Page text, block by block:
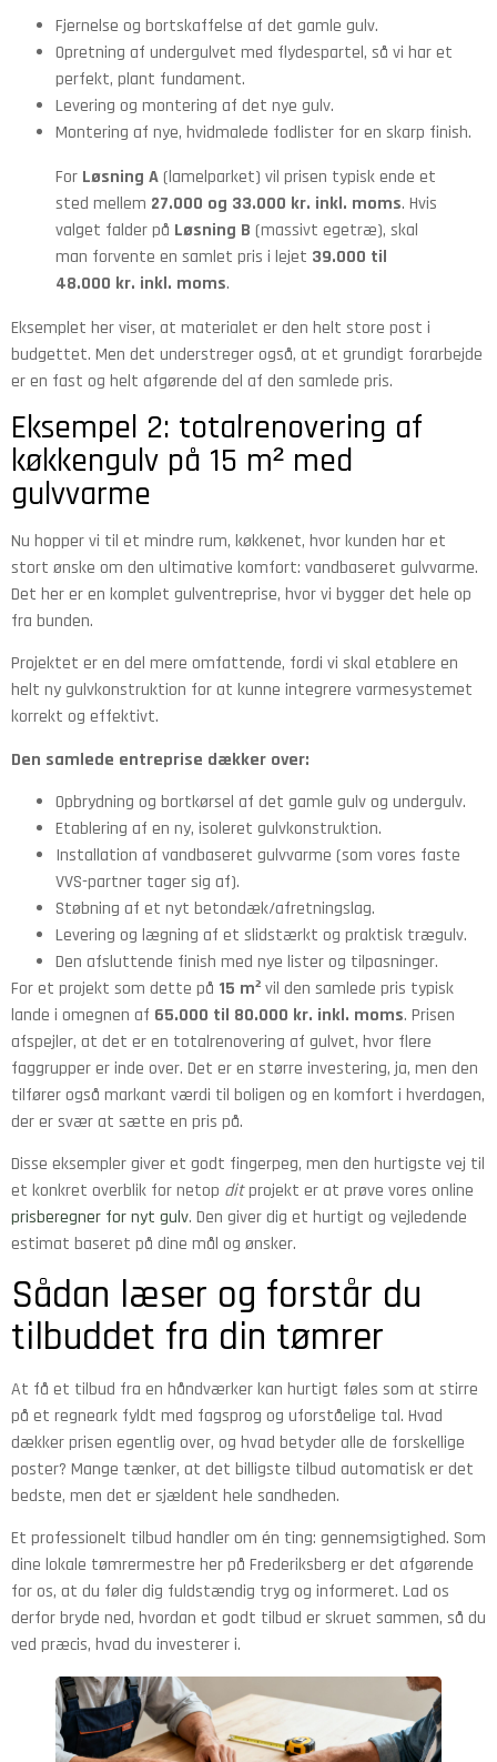
Fjernelse og bortskaffelse af det gamle gulv.
Opretning af undergulvet med flydespartel, så vi har et
perfekt, plant fundament.
Levering og montering af det nye gulv.
Montering af nye, hvidmalede fodlister for en skarp finish.
For Løsning A(lamelparket) vil prisen typisk ende et
sted mellem 27.000 og 33.000 kr. inkl. moms. Hvis
valget falder på Løsning B (massivt egetræ), skal
man forvente en samlet pris i lejet 39.000 til
48.000 kr. inkl. moms.
Eksemplet her viser, at materialet er den helt store post i
budgettet. Men det understreger også, at et grundigt forarbejde
er en fast og helt afgørende del af den samlede pris.
Eksempel 2: totalrenovering af
køkkengulv på 15 m² med
gulvvarme
Nu hopper vi til et mindre rum, køkkenet, hvor kunden har et
stort ønske om den ultimative komfort: vandbaseret gulvvarme.
Det her er en komplet gulventreprise, hvor vi bygger det hele op
fra bunden.
Projektet er en del mere omfattende, fordi vi skal etablere en
helt ny gulvkonstruktion for at kunne integrere varmesystemet
korrekt og effektivt.
Den samlede entreprise dækker over:
Opbrydning og bortkørsel af det gamle gulv og undergulv.
Etablering af en ny, isoleret gulvkonstruktion.
Installation af vandbaseret gulvvarme (som vores faste
VVS-partner tager sig af).
Støbning af et nyt betondæk/afretningslag.
Levering og lægning af et slidstærkt og praktisk trægulv.
Den afsluttende finish med nye lister og tilpasninger.
For et projekt som dette på 15 m²vil den samlede pris typisk
lande i omegnen af 65.000 til 80.000 kr. inkl. moms. Prisen
afspejler, at det er en totalrenovering af gulvet, hvor flere
faggrupper er inde over. Det er en større investering, ja, men den
tilfører også markant værdi til boligen og en komfort i hverdagen,
der er svær at sætte en pris på.
Disse eksempler giver et godt fingerpeg, men den hurtigste vej til
et konkret overblik for netop ditprojekt er at prøve vores online
prisberegner for nyt gulv. Den giver dig et hurtigt og vejledende
estimat baseret på dine mål og ønsker.
Sådan læser og forstår du
tilbuddet fra din tømrer
At få et tilbud fra en håndværker kan hurtigt føles som at stirre
på et regneark fyldt med fagsprog og uforståelige tal. Hvad
dækker prisen egentlig over, og hvad betyder alle de forskellige
poster? Mange tænker, at det billigste tilbud automatisk er det
bedste, men det er sjældent hele sandheden.
Et professionelt tilbud handler om én ting: gennemsigtighed. Som
dine lokale tømrermestre her på Frederiksberg er det afgørende
for os, at du føler dig fuldstændig tryg og informeret. Lad os
derfor bryde ned, hvordan et godt tilbud er skruet sammen, så du
ved præcis, hvad du investerer i.